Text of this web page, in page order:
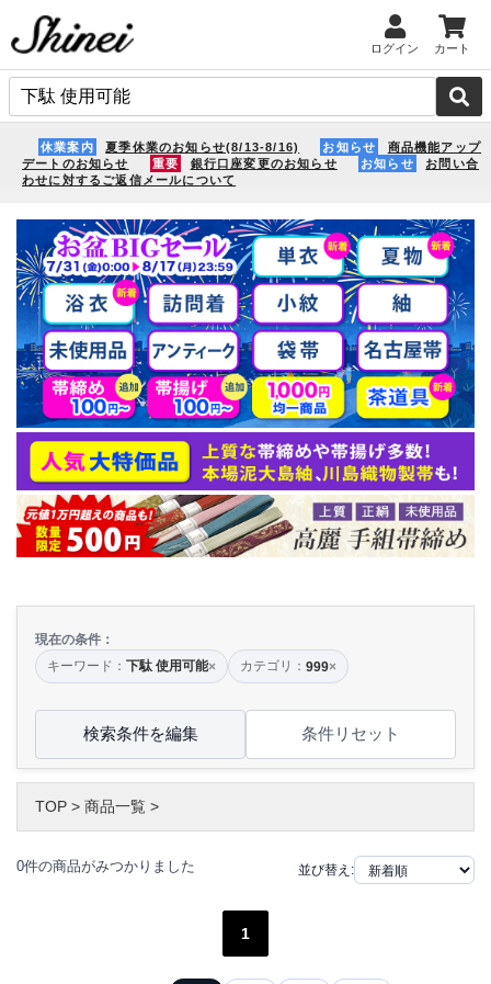
ログイン カート
休業案内 夏季休業のお知らせ(8/13-8/16) お知らせ
商品機能アップ
デートのお知らせ
重要 銀行口座変更のお知らせ お知らせ
お問い合
わせに対するご返信メールについて
現在の条件：
キーワード： 下駄 使用可能× カテゴリ： 999×
検索条件を編集 条件リセット
TOP > 商品一覧 >
0件の商品がみつかりました 並び替え:
1